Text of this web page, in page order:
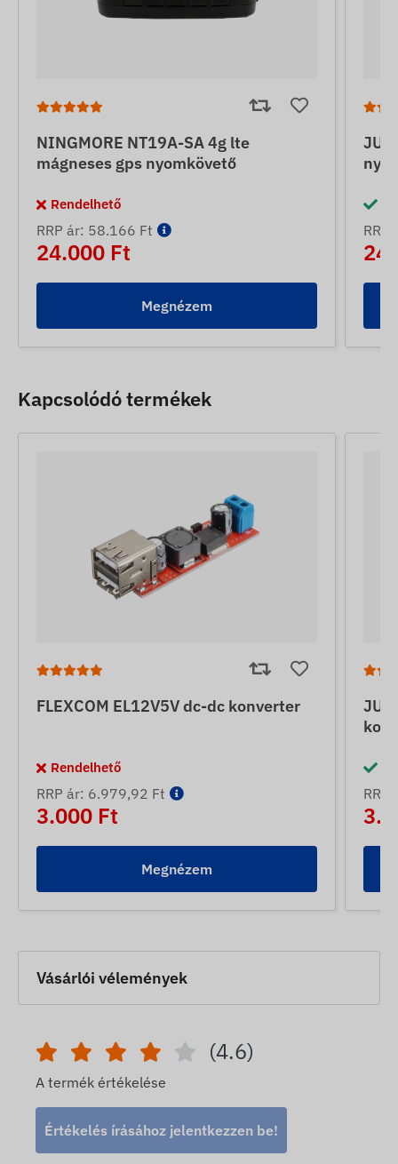
NINGMORE NT19A-SA 4g lte
mágneses gps nyomkövető
Rendelhető
RRP ár: 58.166 Ft
24.000 Ft
Megnézem
Kapcsolódó termékek
FLEXCOM EL12V5V dc-dc konverter
Rendelhető
RRP ár: 6.979,92 Ft
3.000 Ft
Megnézem
RRP
Vásárlói vélemények
(4.6)
A termék értékelése
Értékelés írásához jelentkezzen be!